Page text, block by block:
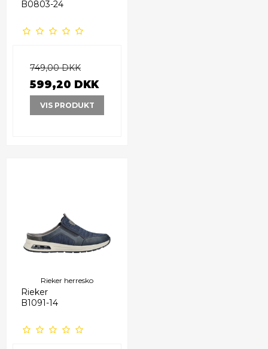
B0803-24
749,00 DKK
599,20 DKK
VIS PRODUKT
Rieker herresko
Rieker
B1091-14